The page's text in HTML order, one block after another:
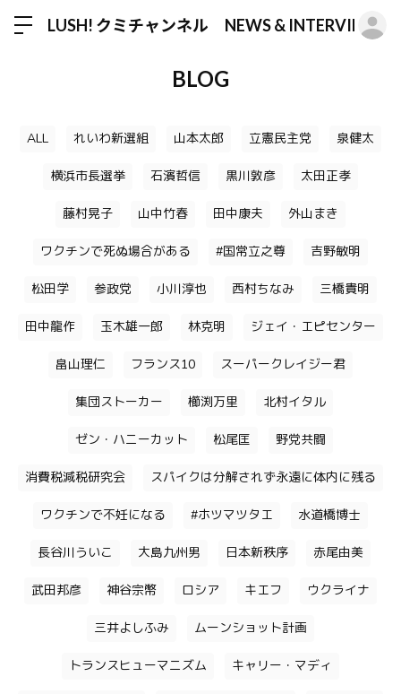
LUSH! クミチャンネル NEWS & INTERVIEW
BLOG
ALL れいわ新選組 山本太郎 立憲民主党 泉健太
横浜市長選挙 石濱哲信 黒川敦彦 太田正孝
藤村晃子 山中竹春 田中康夫 外山まき
ワクチンで死ぬ場合がある #国常立之尊 吉野敏明
松田学 参政党 小川淳也 西村ちなみ 三橋貴明
田中龍作 玉木雄一郎 林克明 ジェイ・エピセンター
畠山理仁 フランス10 スーパークレイジー君
集団ストーカー 櫛渕万里 北村イタル
ゼン・ハニーカット 松尾匡 野党共闘
消費税減税研究会 スパイクは分解されず永遠に体内に残る
ワクチンで不妊になる #ホツマツタエ 水道橋博士
長谷川ういこ 大島九州男 日本新秩序 赤尾由美
武田邦彦 神谷宗幣 ロシア キエフ ウクライナ
三井よしふみ ムーンショット計画
トランスヒューマニズム キャリー・マディ